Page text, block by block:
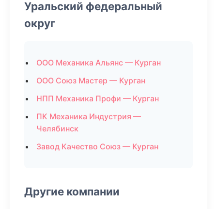
Уральский федеральный
округ
ООО Механика Альянс — Курган
ООО Союз Мастер — Курган
НПП Механика Профи — Курган
ПК Механика Индустрия —
Челябинск
Завод Качество Союз — Курган
Другие компании